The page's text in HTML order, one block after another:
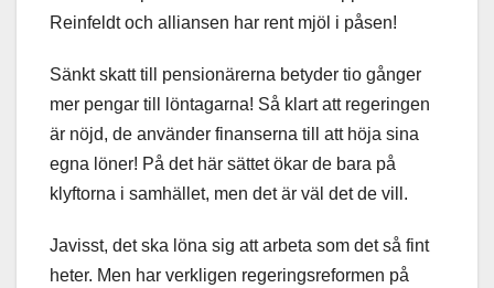
Reinfeldt och alliansen har rent mjöl i påsen!
Sänkt skatt till pensionärerna betyder tio gånger
mer pengar till löntagarna! Så klart att regeringen
är nöjd, de använder finanserna till att höja sina
egna löner! På det här sättet ökar de bara på
klyftorna i samhället, men det är väl det de vill.
Javisst, det ska löna sig att arbeta som det så fint
heter. Men har verkligen regeringsreformen på